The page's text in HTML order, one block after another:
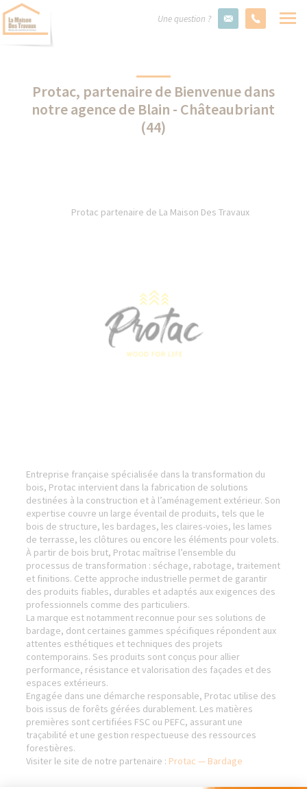
Une question ?
Protac, partenaire de Bienvenue dans
notre agence de Blain - Châteaubriant
(44)
Protac partenaire de La Maison Des Travaux
Entreprise française spécialisée dans la transformation du
bois, Protac intervient dans la fabrication de solutions
destinées à la construction et à l’aménagement extérieur. Son
expertise couvre un large éventail de produits, tels que le
bois de structure, les bardages, les claires-voies, les lames
de terrasse, les clôtures ou encore les éléments pour volets.
À partir de bois brut, Protac maîtrise l’ensemble du
processus de transformation : séchage, rabotage, traitement
et finitions. Cette approche industrielle permet de garantir
des produits fiables, durables et adaptés aux exigences des
professionnels comme des particuliers.
La marque est notamment reconnue pour ses solutions de
bardage, dont certaines gammes spécifiques répondent aux
attentes esthétiques et techniques des projets
contemporains. Ses produits sont conçus pour allier
performance, résistance et valorisation des façades et des
espaces extérieurs.
Engagée dans une démarche responsable, Protac utilise des
bois issus de forêts gérées durablement. Les matières
premières sont certifiées FSC ou PEFC, assurant une
traçabilité et une gestion respectueuse des ressources
forestières.
Visiter le site de notre partenaire : Protac — Bardage